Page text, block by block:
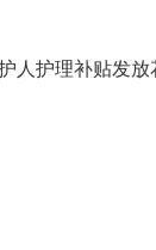
人护理补贴发放